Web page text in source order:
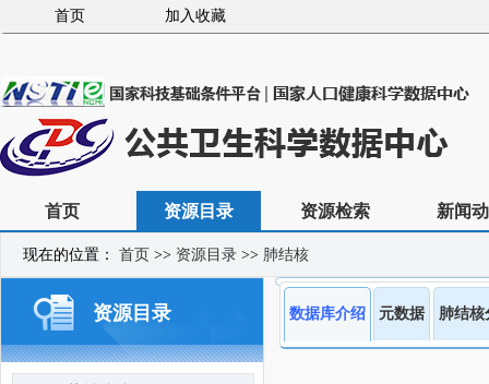
首页 加入收藏
首页 资源目录 资源检索 新闻
现在的位置： 首页 >> 资源目录 >> 肺结核
资源目录 数据库介绍 元数据 肺结核